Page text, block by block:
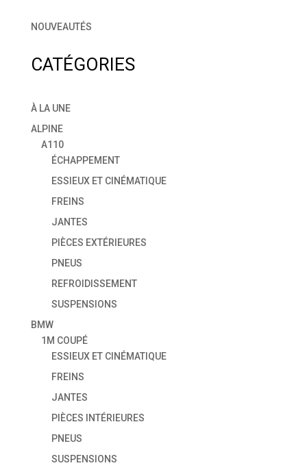
NOUVEAUTÉS
CATÉGORIES
À LA UNE
ALPINE
A110
ÉCHAPPEMENT
ESSIEUX ET CINÉMATIQUE
FREINS
JANTES
PIÈCES EXTÉRIEURES
PNEUS
REFROIDISSEMENT
SUSPENSIONS
BMW
1M COUPÉ
ESSIEUX ET CINÉMATIQUE
FREINS
JANTES
PIÈCES INTÉRIEURES
PNEUS
SUSPENSIONS